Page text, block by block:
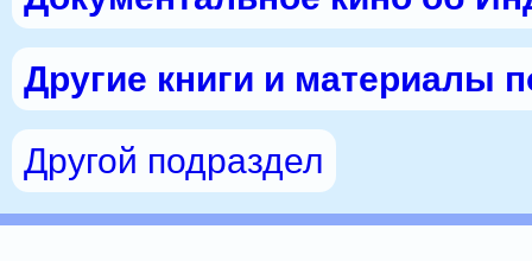
Другие книги и материалы
Другой подраздел